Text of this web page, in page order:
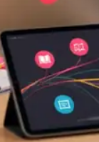
0:00
0:07
0:15
0:23